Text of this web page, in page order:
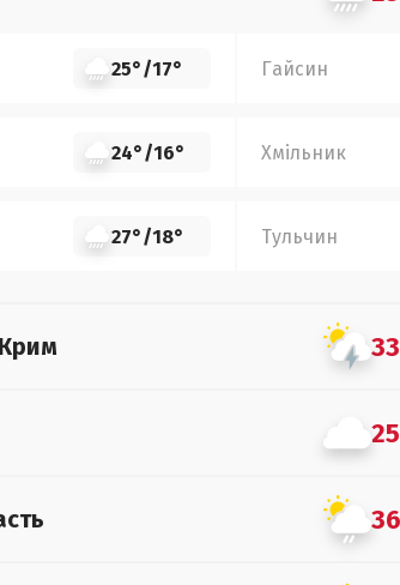
25°/17° Гайсин
24°/16° Хмільник
27°/18° Тульчин